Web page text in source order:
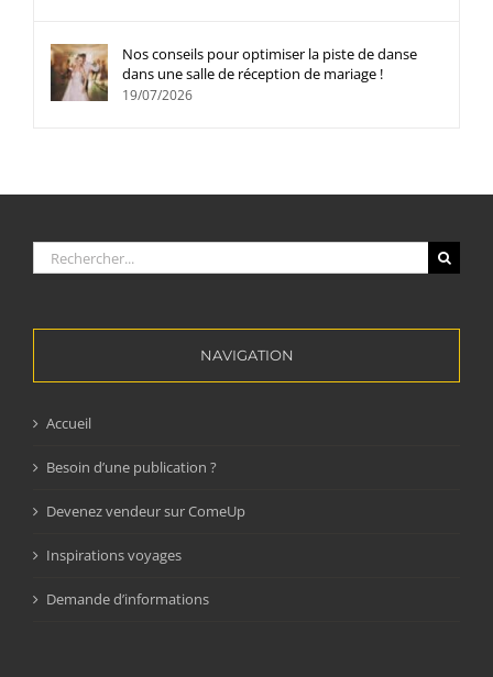
Nos conseils pour optimiser la piste de danse
dans une salle de réception de mariage !
19/07/2026
Rechercher:
NAVIGATION
Accueil
Besoin d’une publication ?
Devenez vendeur sur ComeUp
Inspirations voyages
Demande d’informations